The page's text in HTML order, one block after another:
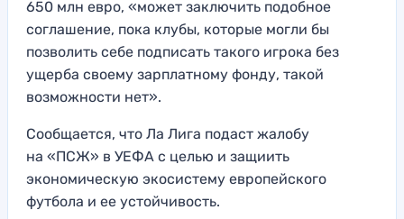
650 млн евро, «может заключить подобное
соглашение, пока клубы, которые могли бы
позволить себе подписать такого игрока без
ущерба своему зарплатному фонду, такой
возможности нет».
Сообщается, что Ла Лига подаст жалобу
на «ПСЖ» в УЕФА с целью и защиить
экономическую экосистему европейского
футбола и ее устойчивость.